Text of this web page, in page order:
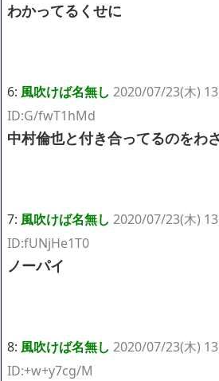
わかってるくせに
6: 風吹けば名無し 2020/07/23(木)
ID:G/fwT1hMd
中村倫也と付き合ってるのをわ
7: 風吹けば名無し 2020/07/23(木)
ID:fUNjHe1T0
ノーパイ
8: 風吹けば名無し 2020/07/23(木)
ID:+w+y7cg/M